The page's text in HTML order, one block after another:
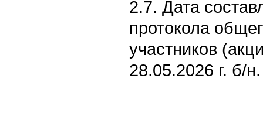
2.7. Дата
протокола
участников
28.05.2026 г. б/н.